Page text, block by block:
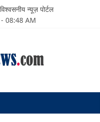
न्यूज़ पोर्टल
08:48 AM